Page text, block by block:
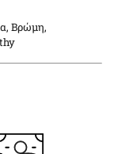
Βρώμη,